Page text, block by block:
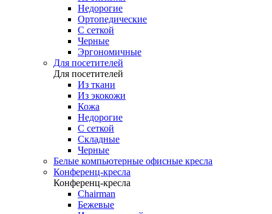
Недорогие
Ортопедические
С сеткой
Черные
Эргономичные
Для посетителей
Для посетителей
Из ткани
Из экокожи
Кожа
Недорогие
С сеткой
Складные
Черные
Белые компьютерные офисные кресла
Конференц-кресла
Конференц-кресла
Chairman
Бежевые